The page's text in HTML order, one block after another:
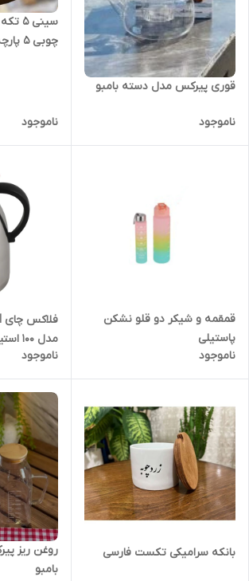
قوری پیرکس مدل دسته بامبو
ناموجود
چوبی
ناموجود
قمقمه و شیکر دو قلو نشکن
پاستیلی
ناموجود
مدل ۱۰۰ استیل
ناموجود
بانکه سرامیکی تکست فارسی
روغن ریز
بامبو